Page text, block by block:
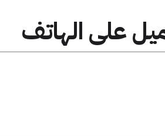
على الهاتف